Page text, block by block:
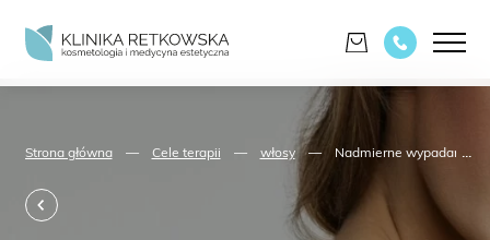
Strona główna — Cele terapii — włosy — Nadmierne wypadanie
...